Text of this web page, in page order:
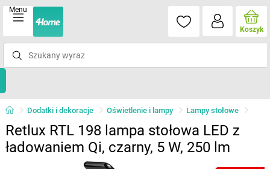
Menu
Koszyk
Dodatki i dekoracje Oświetlenie i lampy Lampy stołowe
Retlux RTL 198 lampa stołowa LED z
ładowaniem Qi, czarny, 5 W, 250 lm